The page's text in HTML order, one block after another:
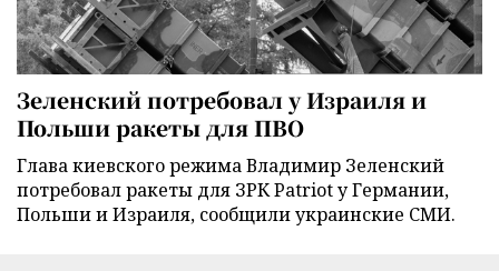
Зеленский потребовал у Израиля и
Польши ракеты для ПВО
Глава киевского режима Владимир Зеленский
потребовал ракеты для ЗРК Patriot у Германии,
Польши и Израиля, сообщили украинские СМИ.